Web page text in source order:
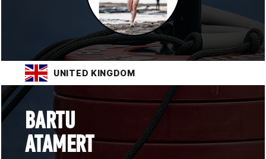
UNITED KINGDOM
BARTU
ATAMERT